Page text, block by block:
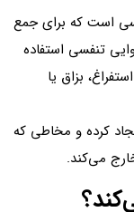
است که برای جمع
تنفسی استفاده
بزاق یا
کرده و مخاطی که
می‌کند.